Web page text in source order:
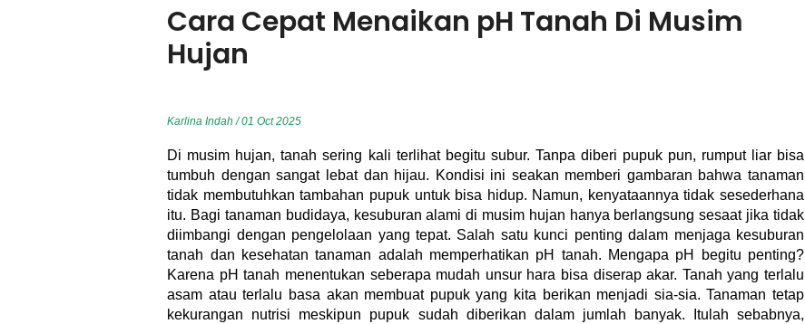
Cara Cepat Menaikan pH Tanah Di Musim
Hujan
Karlina Indah / 01 Oct 2025
Di musim hujan, tanah sering kali terlihat begitu subur. Tanpa diberi pupuk pun, rumput liar bisa
tumbuh dengan sangat lebat dan hijau. Kondisi ini seakan memberi gambaran bahwa tanaman
tidak membutuhkan tambahan pupuk untuk bisa hidup. Namun, kenyataannya tidak sesederhana
itu. Bagi tanaman budidaya, kesuburan alami di musim hujan hanya berlangsung sesaat jika tidak
diimbangi dengan pengelolaan yang tepat. Salah satu kunci penting dalam menjaga kesuburan
tanah dan kesehatan tanaman adalah memperhatikan pH tanah. Mengapa pH begitu penting?
Karena pH tanah menentukan seberapa mudah unsur hara bisa diserap akar. Tanah yang terlalu
asam atau terlalu basa akan membuat pupuk yang kita berikan menjadi sia-sia. Tanaman tetap
kekurangan nutrisi meskipun pupuk sudah diberikan dalam jumlah banyak. Itulah sebabnya,